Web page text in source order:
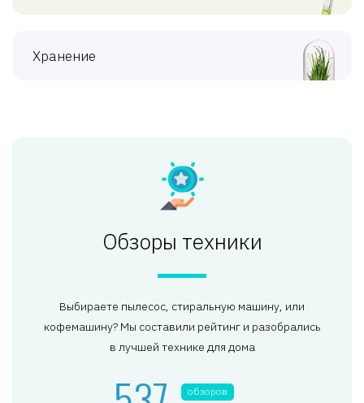
Хранение
Обзоры техники
Выбираете пылесос, стиральную машину, или
кофемашину? Мы составили рейтинг и разобрались
в лучшей технике для дома
обзоров